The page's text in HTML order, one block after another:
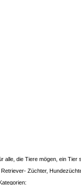
alle, die Tiere mögen, ein
Züchter,